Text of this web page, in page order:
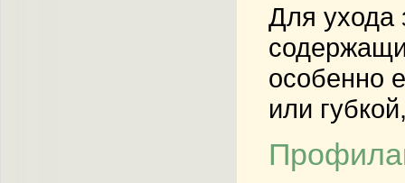
Для ухода
особенно
или